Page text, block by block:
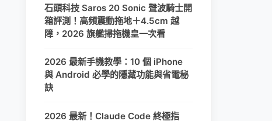
石頭科技 Saros 20 Sonic 聲波騎士開
箱評測！高頻震動拖地＋4.5cm 越
障，2026 旗艦掃拖機皇一次看
2026 最新手機教學：10 個 iPhone
與 Android 必學的隱藏功能與省電秘
訣
2026 最新！Claude Code 終極指